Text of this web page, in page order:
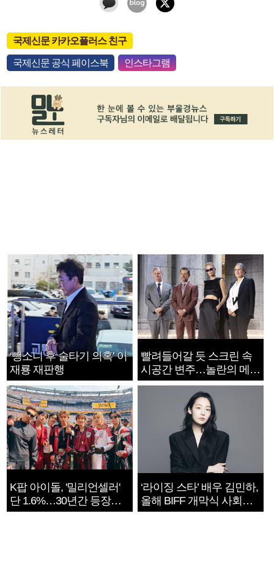
국제신문 카카오플러스 친구
국제신문 공식 페이스북 인스타그램
‘뺑소니 후 술타기 의혹’ 이
재룡 재판행
빨려들어갈 듯 스크린 속
시공간 변주…놀란의 메시
지는 ‘전쟁 속죄’
K팝 아이돌, '밀리언셀러'
단 1.6%…30년간 등장
1182개팀 전수조사
‘라이징 스타’ 배우 김민하,
올해 BIFF 개막식 사회자
확정